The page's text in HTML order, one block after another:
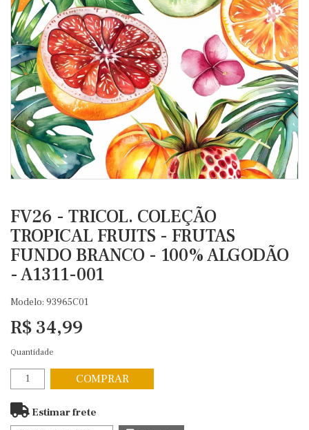
FV26 - TRICOL. COLEÇÃO
TROPICAL FRUITS - FRUTAS
FUNDO BRANCO - 100% ALGODÃO
- A1311-001
Modelo: 93965C01
R$ 34,99
Quantidade
COMPRAR
Estimar frete